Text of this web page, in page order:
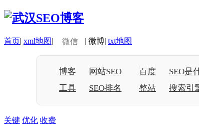
首页| xml地图| 微信 | 微博| txt地图
博客 网站SEO 百度
SEO是
工具
SEO排名 整站 搜索引
关键 优化 收费